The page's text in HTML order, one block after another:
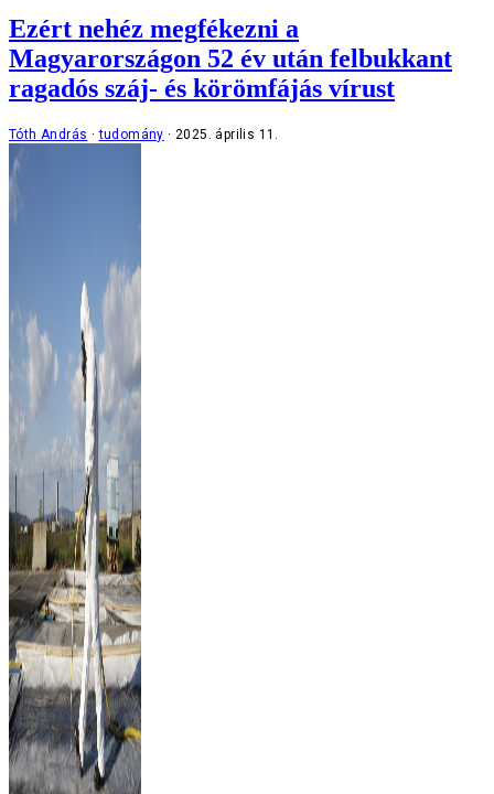
Ezért nehéz megfékezni a
Magyarországon 52 év után felbukkant
ragadós száj- és körömfájás vírust
Tóth András tudomány 2025. április 11.